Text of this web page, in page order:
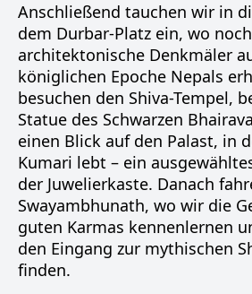
Anschließend tauchen wir in
dem Durbar-Platz ein, wo
architektonische Denkmäler
königlichen Epoche Nepals
besuchen den Shiva-Tempel,
Statue des Schwarzen
einen Blick auf den Palast, in
Kumari lebt – ein
der Juwelierkaste. Danach
Swayambhunath, wo wir die
guten Karmas kennenlernen
den Eingang zur mythischen
finden.